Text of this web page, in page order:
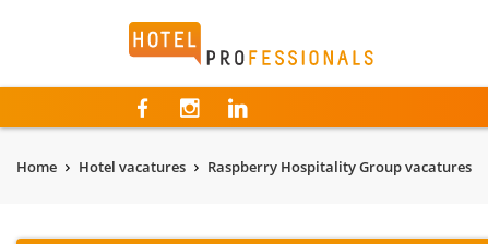
Hotelprofessionals
Home Hotel vacatures Raspberry Hospitality Group vacatures